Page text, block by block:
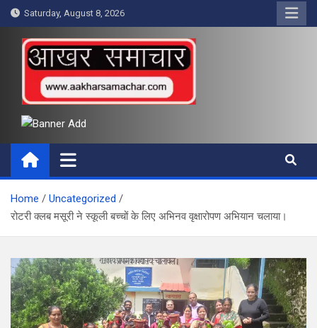
Skip
to
content
Saturday, August 8, 2026
आखर समाचार
Home
Uncategorized
रोटरी क्लब मसूरी ने स्कूली बच्चों के लिए अभिनव वृक्षारोपण अभियान चलाया।